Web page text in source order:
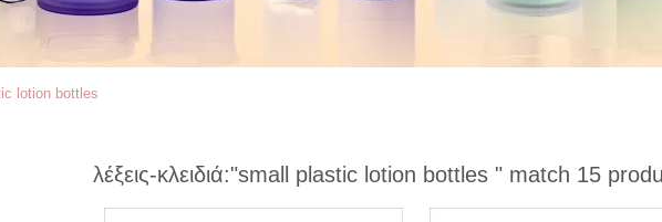
lotion bottles
λέξεις-κλειδιά:"small plastic lotion bottles " match 15